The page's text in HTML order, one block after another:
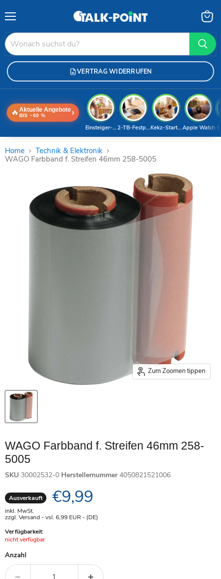
VERTRAG WIDERRUFEN
🔥 Aktuelle Angebote
BIS −60 % ›
Apple Watch
Kekz-Starterset
2-TB-Festplatte
Einsteiger-Handy
Home
Technik & Elektronik
WAGO Farbband f. Streifen 46mm 258-5005
Zum Zoomen tippen
WAGO Farbband f. Streifen 46mm 258-
5005
SKU 30002532-0 Herstellernummer 4050821521006
Ausverkauft Aktueller Preis
€9,99
inkl. MwSt.
zzgl. Versand - vsl. 6,99 EUR- (DE)
Verfügbarkeit:
Achtung:
nicht verfügbar
Anzahl